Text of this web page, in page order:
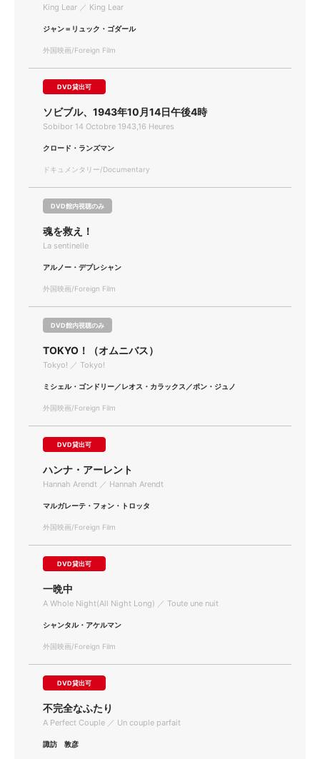
King Lear ／ King Lear
ジャン＝リュック・ゴダール
外国映画/Foreign Film
DVD貸出可
ソビブル、1943年10月14日午後4時
Sobibor 14 Octobre 1943,16 Heures
クロード・ランズマン
ドキュメンタリー/Documentary
DVD館内視聴のみ
魂を救え！
La sentinelle
アルノー・デプレシャン
外国映画/Foreign Film
DVD館内視聴のみ
TOKYO！（オムニバス）
Tokyo! ／ Tokyo!
ミシェル・ゴンドリー／レオス・カラックス／ポン・ジュノ
外国映画/Foreign Film
DVD貸出可
ハンナ・アーレント
Hannah Arendt ／ Hannah Arendt
マルガレーテ・フォン・トロッタ
外国映画/Foreign Film
DVD貸出可
一晩中
A Whole Night(All Night Long) ／ Toute une nuit
シャンタル・アケルマン
外国映画/Foreign Film
DVD貸出可
不完全なふたり
A Perfect Couple ／ Un couple parfait
諏訪 敦彦